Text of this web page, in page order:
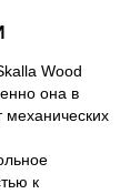
Wood
она в
к